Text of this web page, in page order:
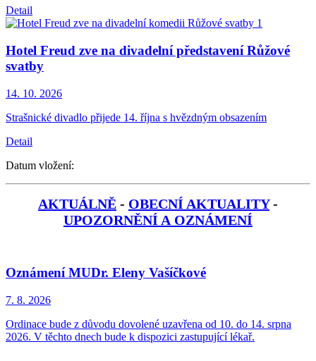
Detail
Hotel Freud zve na divadelní představení Růžové
svatby
14. 10. 2026
Strašnické divadlo přijede 14. října s hvězdným obsazením
Detail
Datum vložení:
AKTUÁLNĚ - OBECNÍ AKTUALITY-
UPOZORNĚNÍ A OZNÁMENÍ
Oznámení MUDr. Eleny Vašíčkové
7. 8. 2026
Ordinace bude z důvodu dovolené uzavřena od 10. do 14. srpna
2026. V těchto dnech bude k dispozici zastupující lékař.